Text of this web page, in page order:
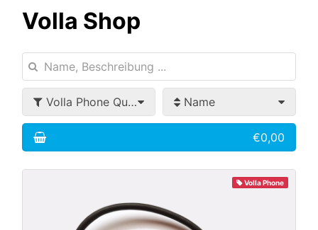
Volla Shop
Volla Phone Quintus Name
€0,00
Volla Phone